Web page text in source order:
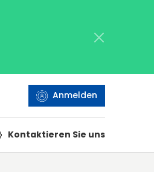
Anmelden
Kontaktieren Sie uns